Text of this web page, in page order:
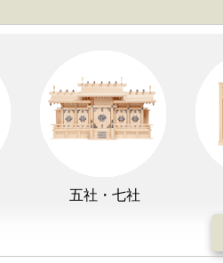
七色LED灯
五社・七社